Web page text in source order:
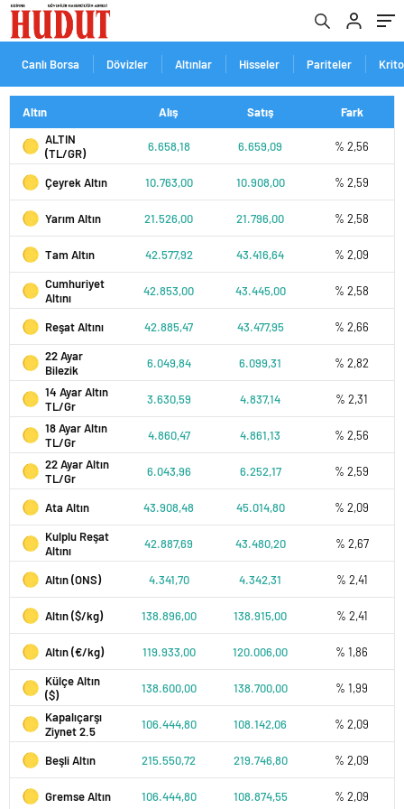
Canlı Borsa Dövizler Altınlar Hisseler Pariteler
Altın Alış Satış
Fark
ALTIN
(TL/GR)
6.658,18 6.659,09 % 2,56
Çeyrek Altın 10.763,00 10.908,00 % 2,59
Yarım Altın 21.526,00 21.796,00 % 2,58
Tam Altın 42.577,92 43.416,64
% 2,09
Cumhuriyet
Altını
42.853,00 43.445,00 % 2,58
Reşat Altını 42.885,47 43.477,95
% 2,66
22 Ayar
Bilezik
6.049,84 6.099,31
% 2,82
14 Ayar Altın
TL/Gr
3.630,59 4.837,14
% 2,31
18 Ayar Altın
TL/Gr
4.860,47 4.861,13
% 2,56
22 Ayar Altın
TL/Gr
6.043,96 6.252,17 % 2,59
Ata Altın 43.908,48 45.014,80
% 2,09
Kulplu Reşat
Altını
42.887,69 43.480,20 % 2,67
Altın (ONS) 4.341,70 4.342,31 % 2,41
Altın ($/kg) 138.896,00 138.915,00 % 2,41
Altın (€/kg) 119.933,00 120.006,00
% 1,86
Külçe Altın
($)
138.600,00 138.700,00
% 1,99
Kapalıçarşı
Ziynet 2.5
106.444,80 108.142,06 % 2,09
Beşli Altın 215.550,72 219.746,80 % 2,09
Gremse Altın 106.444,80 108.874,55 % 2,09